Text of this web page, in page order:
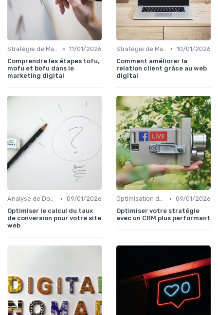
Stratégie de Marketing Digital • 11/01/2026
Comprendre les étapes tofu,
mofu et bofu dans le
marketing digital
Stratégie de Marketing Digital • 10/01/2026
Comment améliorer la
relation client grâce au web
digital
Analyse de Données et Reporting • 09/01/2026
Optimiser le calcul du taux
de conversion pour votre site
web
Optimisation du Parcours Client • 09/01/2026
Optimiser votre stratégie
avec un CRM plus performant